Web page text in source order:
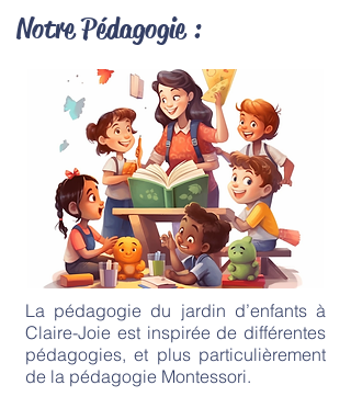
Notre Pédagogie :
La pédagogie du jardin d’enfants à
Claire-Joie est inspirée de différentes
pédagogies, et plus particulièrement
de la pédagogie Montessori.